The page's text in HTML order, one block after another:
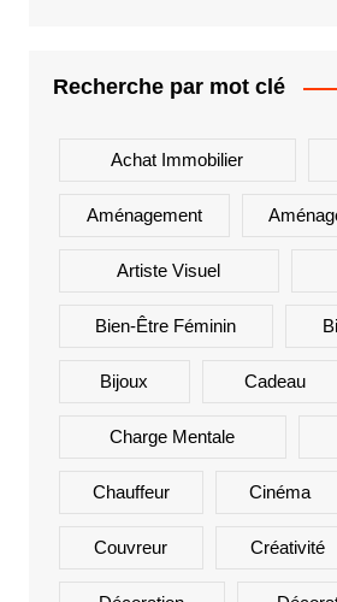
Recherche par mot clé
Achat Immobilier
Aménagement
Artiste Visuel
Bien-Être Féminin
Bijoux Cadeau
Charge Mentale
Chauffeur Cinéma
Couvreur Créativité